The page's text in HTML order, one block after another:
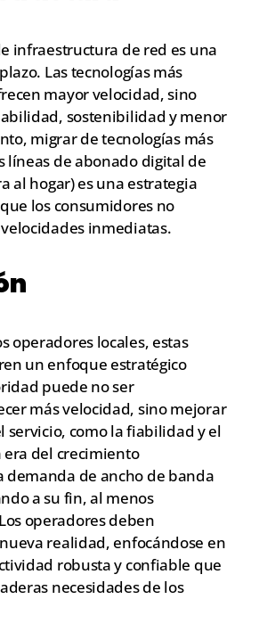
infraestructura de red es una
Las tecnologías más
mayor velocidad, sino
sostenibilidad y menor
migrar de tecnologías más
líneas de abonado digital de
al hogar) es una estrategia
los consumidores no
inmediatas.
operadores locales, estas
un enfoque estratégico
puede no ser
más velocidad, sino mejorar
servicio, como la fiabilidad y el
del crecimiento
demanda de ancho de banda
a su fin, al menos
operadores deben
realidad, enfocándose en
robusta y confiable que
necesidades de los